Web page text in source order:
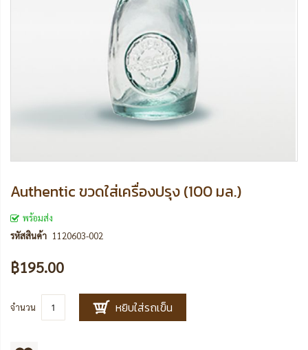
Authentic ขวดใส่เครื่องปรุง (100 มล.)
พร้อมส่ง
รหัสสินค้า 1120603-002
฿195.00
จำนวน หยิบใส่รถเข็น